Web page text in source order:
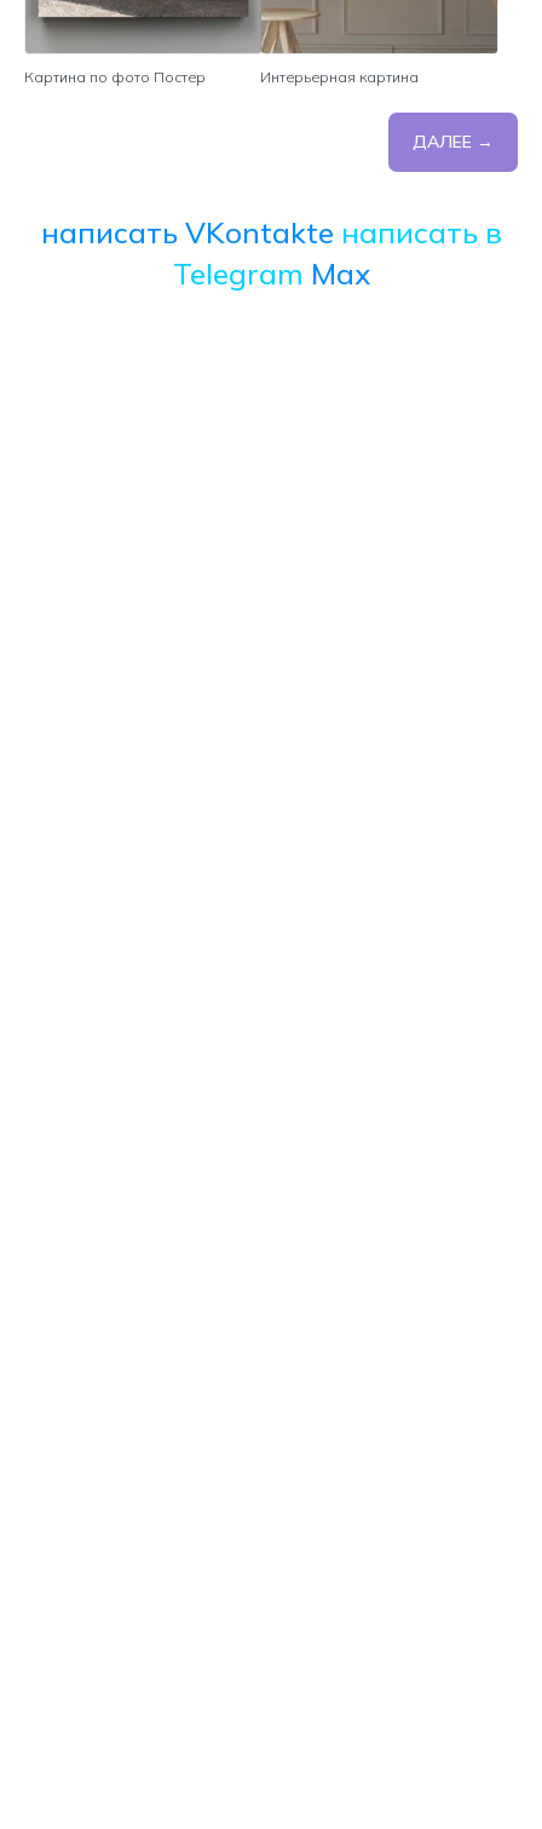
Картина по фото Постер Интерьерная картина
ДАЛЕЕ →
написать VKontakte написать в
Telegram Max